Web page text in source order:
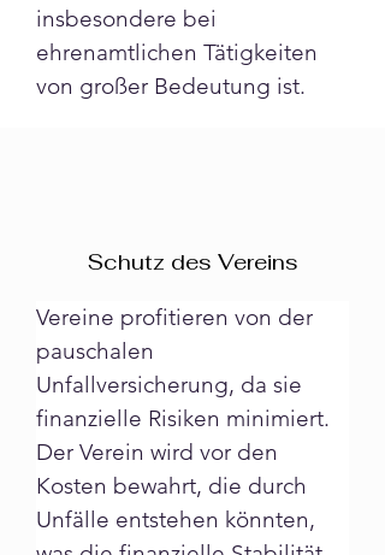
insbesondere bei
ehrenamtlichen Tätigkeiten
von großer Bedeutung ist.
Schutz des Vereins
Vereine profitieren von der
pauschalen
Unfallversicherung, da sie
finanzielle Risiken minimiert.
Der Verein wird vor den
Kosten bewahrt, die durch
Unfälle entstehen könnten,